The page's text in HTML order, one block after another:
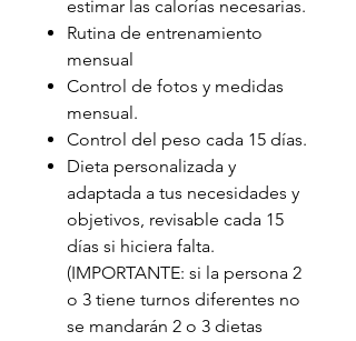
estimar las calorías necesarias.
Rutina de entrenamiento
mensual
Control de fotos y medidas
mensual.
Control del peso cada 15 días.
Dieta personalizada y
adaptada a tus necesidades y
objetivos, revisable cada 15
días si hiciera falta.
(IMPORTANTE: si la persona 2
o 3 tiene turnos diferentes no
se mandarán 2 o 3 dietas